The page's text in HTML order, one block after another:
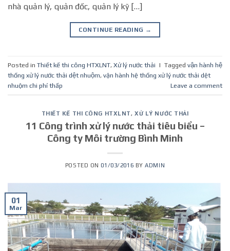
nhà quản lý, quản đốc, quản lý kỹ […]
CONTINUE READING →
Posted in Thiết kế thi công HTXLNT, Xử lý nước thải | Tagged vận hành hệ
thống xử lý nước thải dệt nhuộm, vận hành hệ thống xử lý nước thải dệt
nhuộm chi phí thấp
Leave a comment
THIẾT KẾ THI CÔNG HTXLNT,XỬ LÝ NƯỚC THẢI
11 Công trình xử lý nước thải tiêu biểu –
Công ty Môi trường Bình Minh
POSTED ON 01/03/2016 BYADMIN
01
Mar